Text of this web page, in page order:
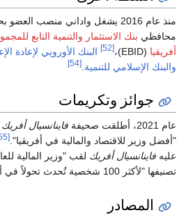
منذ عام 2016 يشغل واداني منصب
محافظي بنك الاستثمار والتنمية التابع
أفريقيا (EBID)، [52] البنك الأوروپي لإعادة
والبنك الإسلامي للتنمية [54]
جوائز وتكريمات
عام 2021، أطلقت صحيفة فاينانسيال أفريك
"أفضل وزير للاقتصاد والمالية في أفريقيا". [55]
عليه فاينانسيال أفريك لقب "وزير المالية
تصنيفها "لأكثر 100 شخصية تُحدث تحولاً في أفريقيا".
المصادر